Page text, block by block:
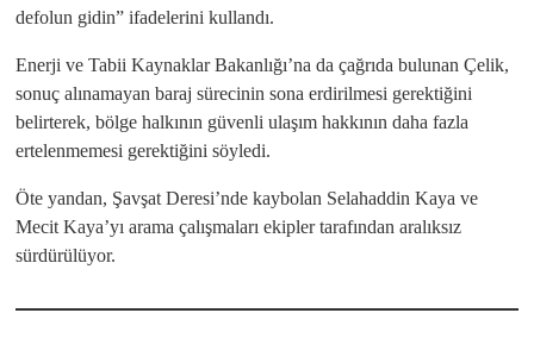
defolun gidin” ifadelerini kullandı.
Enerji ve Tabii Kaynaklar Bakanlığı’na da çağrıda bulunan Çelik,
sonuç alınamayan baraj sürecinin sona erdirilmesi gerektiğini
belirterek, bölge halkının güvenli ulaşım hakkının daha fazla
ertelenmemesi gerektiğini söyledi.
Öte yandan, Şavşat Deresi’nde kaybolan Selahaddin Kaya ve
Mecit Kaya’yı arama çalışmaları ekipler tarafından aralıksız
sürdürülüyor.